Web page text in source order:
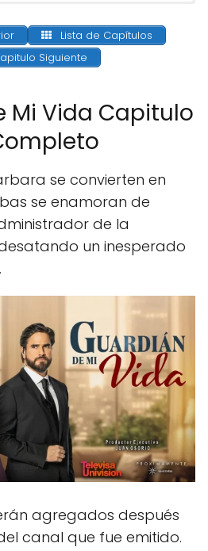
Lista de Capítulos
Siguiente
Mi Vida Capitulo
se convierten en
se enamoran de
de la
un inesperado
agregados después
canal que fue emitido.